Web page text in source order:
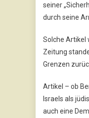
seiner
durch seine
Solche Artikel
Zeitung
Grenzen
Artikel – ob
Israels als
auch eine